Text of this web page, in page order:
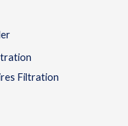
Filtration